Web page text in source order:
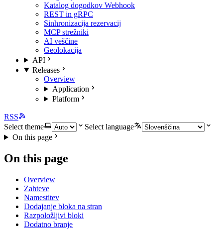
Katalog dogodkov Webhook
REST in gRPC
Sinhronizacija rezervacij
MCP strežniki
AI veščine
Geolokacija
API
Releases
Overview
Application
Platform
RSS
Select theme
Select language
On this page
On this page
Overview
Zahteve
Namestitev
Dodajanje bloka na stran
Razpoložljivi bloki
Dodatno branje